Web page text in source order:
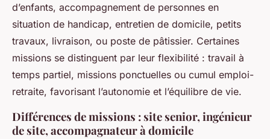
d’enfants, accompagnement de personnes en
situation de handicap, entretien de domicile, petits
travaux, livraison, ou poste de pâtissier. Certaines
missions se distinguent par leur flexibilité : travail à
temps partiel, missions ponctuelles ou cumul emploi-
retraite, favorisant l’autonomie et l’équilibre de vie.
Différences de missions : site senior, ingénieur
de site, accompagnateur à domicile